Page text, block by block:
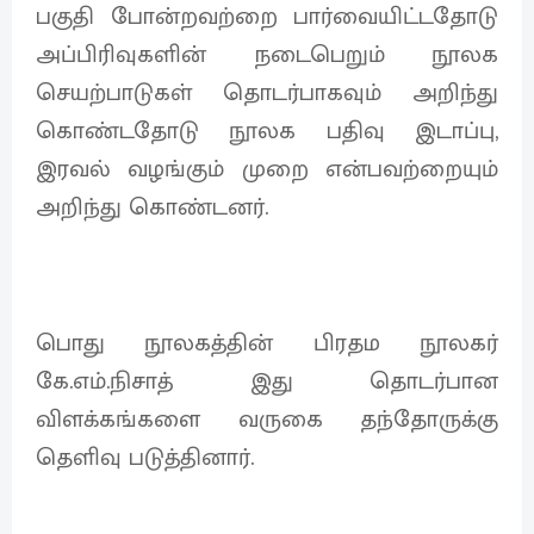
பகுதி போன்றவற்றை பார்வையிட்டதோடு
அப்பிரிவுகளின் நடைபெறும் நூலக
செயற்பாடுகள் தொடர்பாகவும் அறிந்து
கொண்டதோடு நூலக பதிவு இடாப்பு,
இரவல் வழங்கும் முறை என்பவற்றையும்
அறிந்து கொண்டனர்.
பொது நூலகத்தின் பிரதம நூலகர்
கே.எம்.நிசாத் இது தொடர்பான
விளக்கங்களை வருகை தந்தோருக்கு
தெளிவு படுத்தினார்.